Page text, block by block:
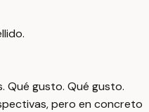
Qué gusto. Qué gusto.
pero en concreto